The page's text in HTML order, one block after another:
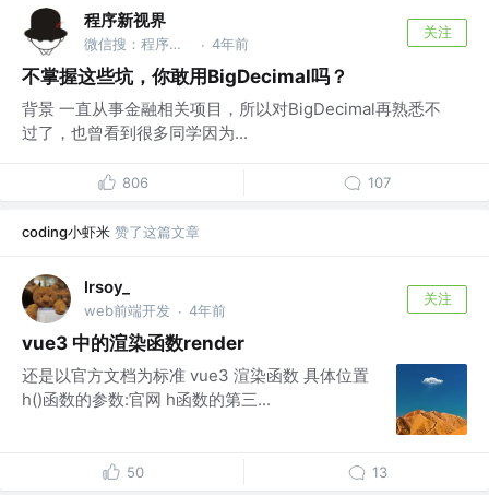
程序新视界
微信搜：程序新视界 · 4年前
关注
不掌握这些坑，你敢用BigDecimal吗？
背景 一直从事金融相关项目，所以对BigDecimal再熟悉不
过了，也曾看到很多同学因为...
806 107
coding小虾米 赞了这篇文章
lrsoy_
web前端开发 · 4年前
关注
vue3 中的渲染函数render
还是以官方文档为标准 vue3 渲染函数 具体位置
h()函数的参数:官网 h函数的第三...
50 13